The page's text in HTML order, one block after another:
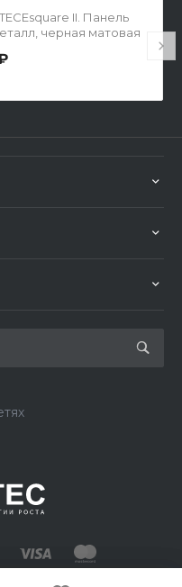
II. Панель
черная матовая